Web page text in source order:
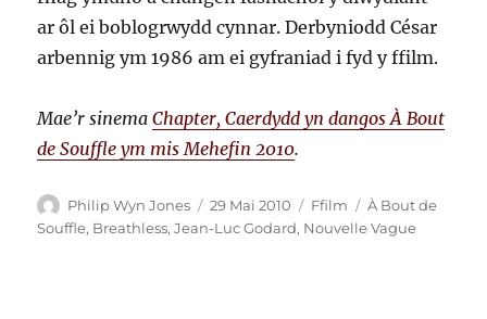
ar ôl ei boblogrwydd cynnar. Derbyniodd César
arbennig ym 1986 am ei gyfraniad i fyd y ffilm.
Mae’r sinemaChapter, Caerdydd yn dangos À Bout
de Souffle ym mis Mehefin 2010.
Awdur
Philip Wyn Jones
Cofnodwyd
ar
29 Mai 2010 Categorïau
Ffilm Tagiau
À Bout de
Souffle, Breathless,Jean-Luc Godard, Nouvelle Vague